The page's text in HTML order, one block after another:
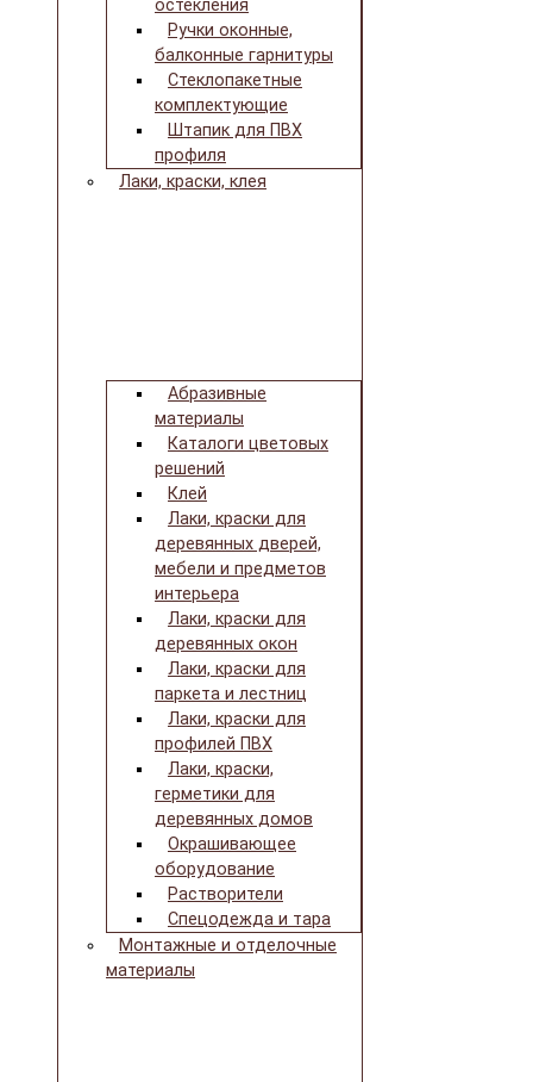
остекления
Ручки оконные,
балконные гарнитуры
Стеклопакетные
комплектующие
Штапик для ПВХ
профиля
Лаки, краски, клея
Абразивные
материалы
Каталоги цветовых
решений
Клей
Лаки, краски для
деревянных дверей,
мебели и предметов
интерьера
Лаки, краски для
деревянных окон
Лаки, краски для
паркета и лестниц
Лаки, краски для
профилей ПВХ
Лаки, краски,
герметики для
деревянных домов
Окрашивающее
оборудование
Растворители
Спецодежда и тара
Монтажные и отделочные
материалы